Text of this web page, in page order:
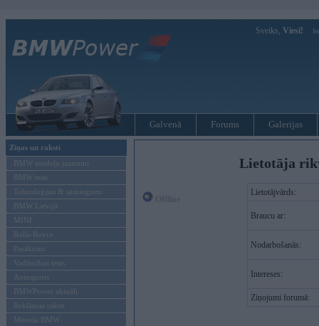
Sveiks, Viesi!
Galvenā Forums Galerijas
Ziņas un raksti
BMW modeļu jaunumi
BMW testi
Tehnoloģijas & sasniegumi
BMW Latvijā
MINI
Rolls-Royce
Pasākumi
Vadāmības tests
Autosports
BMWPower aktuāli
Reklāmas raksti
Mēneša BMW
Lietotāja
Lietotājvārds:
Braucu ar:
Nodarbošanās:
Intereses:
Ziņojumi forumā: